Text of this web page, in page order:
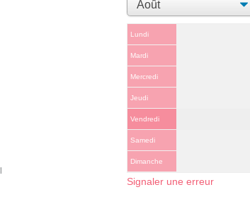
Lundi
Mardi
Mercredi
Jeudi
Vendredi
Samedi
Dimanche
Signaler une erreur